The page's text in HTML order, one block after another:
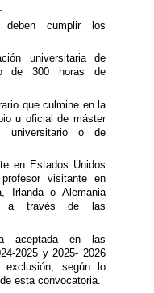
deben cumplir los
universitaria de
de 300 horas de
que culmine en la
u oficial de máster
universitario o de
en Estados Unidos
visitante en
Irlanda o Alemania
a través de las
aceptada en las
2025 y 2025- 2026
exclusión, según lo
esta convocatoria.